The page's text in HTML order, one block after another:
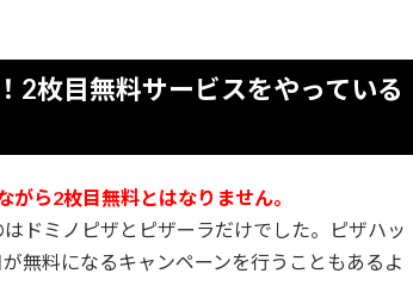
2枚目無料サービスをやっている
がら2枚目無料とはなりません。
ドミノピザとピザーラだけでした。ピザハッ
無料になるキャンペーンを行うこともあるよ